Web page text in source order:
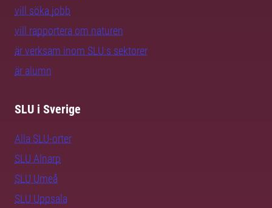
vill söka jobb
vill rapportera om naturen
är verksam inom SLU:s sektorer
är alumn
SLU i Sverige
Alla SLU-orter
SLU Alnarp
SLU Umeå
SLU Uppsala